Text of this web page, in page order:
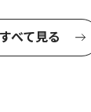
すべて見る